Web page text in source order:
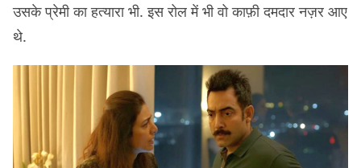
उसके प्रेमी का हत्यारा भी. इस रोल में भी वो काफ़ी दमदार नज़र आए
थे.